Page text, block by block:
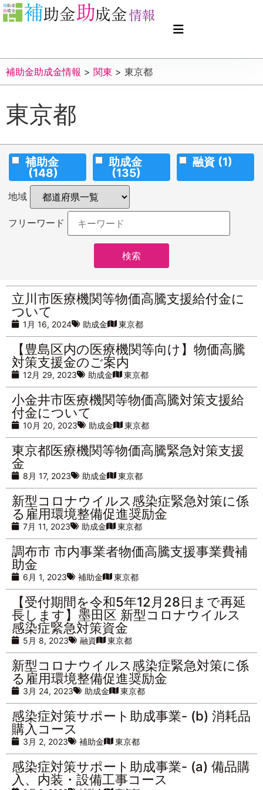
補助金助成金情報 > 関東 > 東京都
東京都
補助金
(148)
助成金
(135)
融資 (1)
地域
フリーワード
立川市医療機関等物価高騰支援給付金に
ついて
1月 16, 2024 助成金 東京都
【豊島区内の医療機関等向け】物価高騰
対策支援金のご案内
12月 29, 2023 助成金 東京都
小金井市医療機関等物価高騰対策支援給
付金について
10月 20, 2023 助成金 東京都
東京都医療機関等物価高騰緊急対策支援
金
8月 17, 2023 助成金 東京都
新型コロナウイルス感染症緊急対策に係
る雇用環境整備促進奨励金
7月 11, 2023 助成金 東京都
調布市 市内事業者物価高騰支援事業費補
助金
6月 1, 2023 補助金 東京都
【受付期間を令和5年12月28日まで再延
長します】墨田区 新型コロナウイルス
感染症緊急対策資金
5月 8, 2023 融資 東京都
新型コロナウイルス感染症緊急対策に係
る雇用環境整備促進奨励金
3月 24, 2023 助成金 東京都
感染症対策サポート助成事業- (b) 消耗品
購入コース
3月 2, 2023 補助金 東京都
感染症対策サポート助成事業- (a) 備品購
入、内装・設備工事コース